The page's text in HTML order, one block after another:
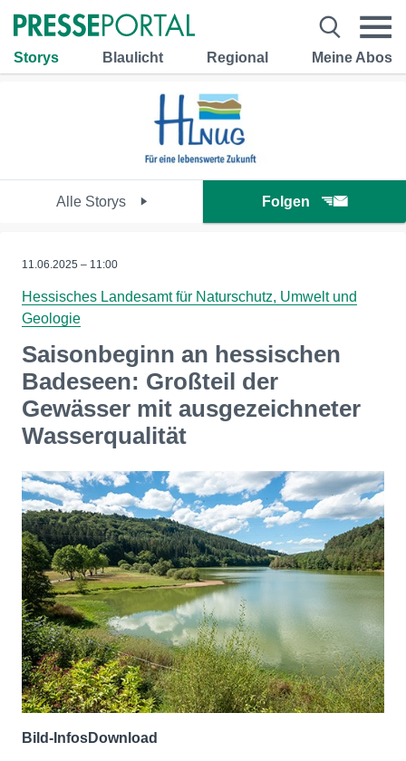
Storys Blaulicht Regional Meine Abos
Alle Storys Folgen
11.06.2025 – 11:00
Hessisches Landesamt für Naturschutz, Umwelt und
Geologie
Saisonbeginn an hessischen
Badeseen: Großteil der
Gewässer mit ausgezeichneter
Wasserqualität
Bild-InfosDownload